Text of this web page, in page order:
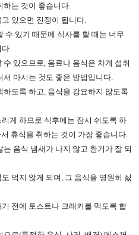
하는 것이 좋습니다.
있으면 진정이 됩니다.
수 있기 때문에 식사를 할 때는 너무
다.
있으므로, 음료나 음식은 차게 섭취
마시는 것도 좋은 방법입니다.
도록 하고, 음식을 강요하지 않도록
게 하므로 식후에는 잠시 쉬도록 하
휴식을 취하는 것이 가장 좋습니다.
음식 냄새가 나지 않고 환기가 잘 되
먹지 않게 되며, 그 음식을 영원히 싫
전에 토스트나 크래커를 먹도록 합